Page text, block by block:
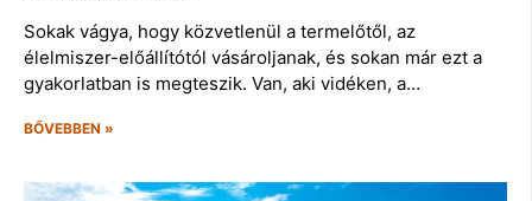
Sokak vágya, hogy közvetlenül a termelőtől, az
élelmiszer-előállítótól vásároljanak, és sokan már ezt a
gyakorlatban is megteszik. Van, aki vidéken, a…
BŐVEBBEN »